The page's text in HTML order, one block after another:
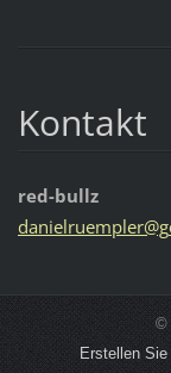
Kontakt
red-bullz
danielruempler@g
©
Erstellen